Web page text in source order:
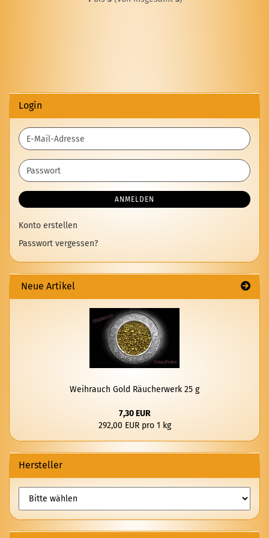
Login
E-
Mail-
Adresse
Passwort
ANMELDEN
Konto erstellen
Passwort vergessen?
Neue Artikel
Weih­rauch Gold Räu­cher­werk 25 g
7,30 EUR
292,00 EUR pro 1 kg
Hersteller